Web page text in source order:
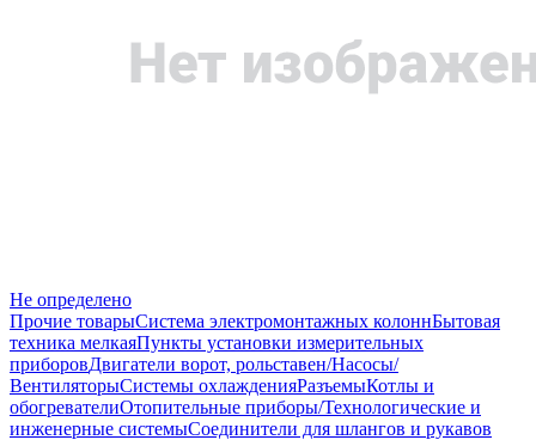
Не определено
Прочие товарыСистема электромонтажных колоннБытовая
техника мелкаяПункты установки измерительных
приборовДвигатели ворот, рольставен/Насосы/
ВентиляторыСистемы охлажденияРазъемыКотлы и
обогревателиОтопительные приборы/Технологические и
инженерные системыСоединители для шлангов и рукавов